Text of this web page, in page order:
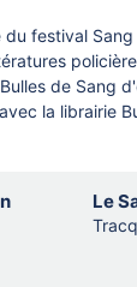
du festival
de Sang
la librairie
Le